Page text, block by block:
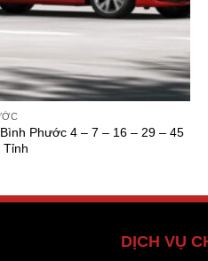
Phước 4 – 7 – 16 – 29 – 45
Tỉnh
DỊCH VỤ